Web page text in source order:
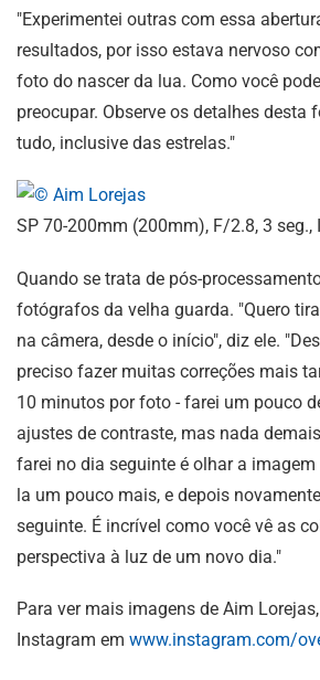
"Experimentei outras com essa
resultados, por isso estava nervoso
foto do nascer da lua. Como você
preocupar. Observe os detalhes desta
tudo, inclusive das estrelas."
SP 70-200mm (200mm), F/2.8, 3 seg.,
Quando se trata de pós-
fotógrafos da velha guarda. "Quero
na câmera, desde o início", diz ele.
preciso fazer muitas correções mais
10 minutos por foto - farei um pouco
ajustes de contraste, mas nada
farei no dia seguinte é olhar a
la um pouco mais, e depois
seguinte. É incrível como você vê as
perspectiva à luz de um novo dia."
Para ver mais imagens de Aim
Instagram em www.instagram.com/